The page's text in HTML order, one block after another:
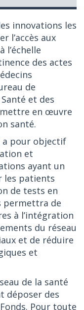
innovations les
l’accès aux
l’échelle
des actes
de
et des
mettre en œuvre
santé.
a pour objectif
et
ayant un
les patients
de tests en
permettra de
à l’intégration
du réseau
et de réduire
et
de la santé
déposer des
Pour toute